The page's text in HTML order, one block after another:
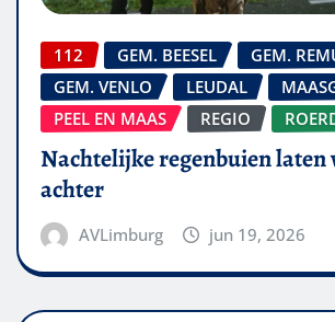
112 GEM. BEESEL
GEM.
GEM. VENLO
LEUDAL
PEEL EN MAAS
REGIO
Nachtelijke regenbuien laten
achter
AVLimburg jun 19, 2026